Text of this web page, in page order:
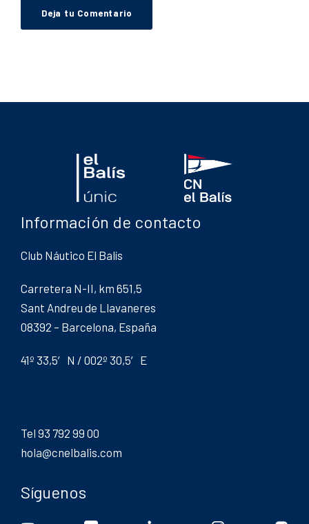
Información de contacto
Club Náutico El Balís
Carretera N-II, km 651,5
Sant Andreu de Llavaneres
08392 – Barcelona, España
41º 33,5′ N / 002º 30,5′ E
Tel 93 792 99 00
hola@cnelbalis.com
Síguenos